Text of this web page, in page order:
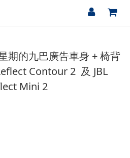
期的九巴廣告車身 + 椅背
Contour 2 及 JBL
Mini 2